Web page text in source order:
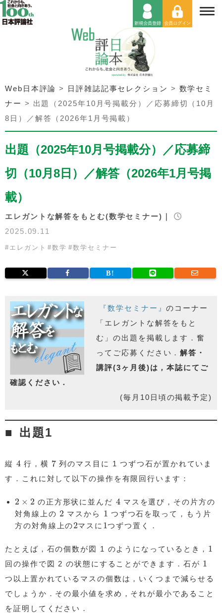
Web日本評論 > 日評雑誌記事セレクション > 数学セミ
ナー > 出題（2025年10月号掲載分）／応募締切（10月
8日）／解答（2026年1月号掲載）
出題（2025年10月号掲載分）／応募締
切（10月8日）／解答（2026年1月号掲
載）
エレガントな解答をもとむ(数学セミナー)｜
2025.09.11
# エレガント #数学 #数学セミナー
『数学セミナー』のコーナー
「エレガントな解答をもと
む」の出題を掲載します．奮
ってご応募ください．解答・
講評(3ヶ月後)は，本誌にてご
確認ください．
(毎月10日頃の掲載予定)
出題1
縦 4
4行，横 7
7 列のマス目に 1 つずつ石が置かれていま
す．これに対して以下の操作を有限回行います：
2 × 2
2 × 2 の正方形状に並んだ 4
4マスを選び，その片方の
対角線上の 2
2 マスから 1
1 つずつ石を取って，もう片
方の対角線上の2
2マスに 1
1つずつ置く．
たとえば，石の個数が図 1 のようになっているとき， 1
1
回の操作で図 2 の状態にすることができます．石が 1
1
つ以上置かれているマスの個数は，いくつまで減らせる
でしょうか．その最小値を求め，それが最小であること
を証明してください．